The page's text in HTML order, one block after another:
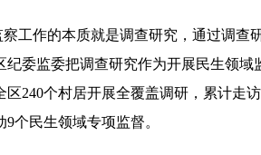
作的本质就是调查研究，通过调查研
委监委把调查研究作为开展民生领域
240个村居开展全覆盖调研，累计走
个民生领域专项监督。